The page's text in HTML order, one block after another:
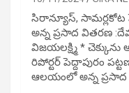
సిరాన్యూస్, సామర్లకోట
అన్న ప్రసాద వితరణ
విజయలక్ష్మి *
రిపోర్టర్ పెద్దాపురం
ఆలయంలో అన్న ప్రసాద